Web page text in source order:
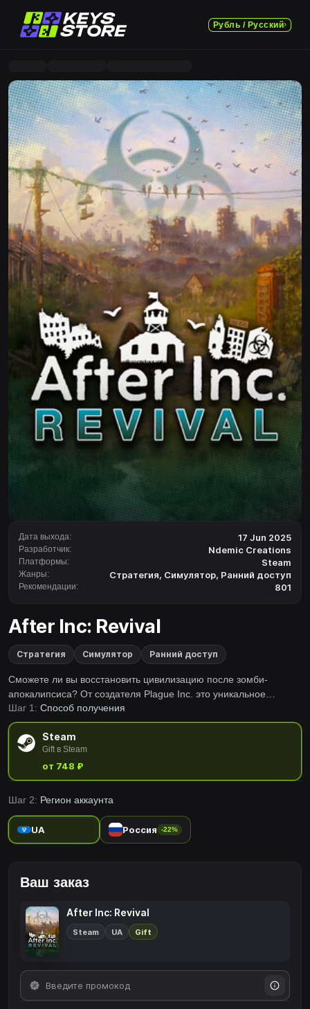
Рубль / Русский
Дата выхода: 17 Jun 2025
Разработчик: Ndemic Creations
Платформы: Steam
Жанры: Стратегия, Симулятор, Ранний доступ
Рекомендации: 801
After Inc: Revival
Стратегия Симулятор Ранний доступ
Сможете ли вы восстановить цивилизацию после зомби-
апокалипсиса? От создателя Plague Inc. это уникальное
сочетание стратегической симуляции, survival-градостроителя
и «мини 4X». Стройте поселения, добывайте ресурсы и
формируйте общество, выводя человечество из тьмы.
Шаг 1: Способ получения
Steam
Gift в Steam
от 748 ₽
Шаг 2: Регион аккаунта
UA Россия -22%
Ваш заказ
After Inc: Revival
Steam UA Gift